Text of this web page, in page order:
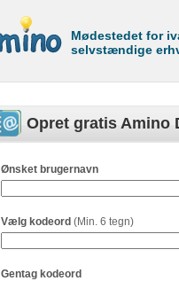
Mødestedet for
selvstændige
Opret gratis Amino
Ønsket brugernavn
Vælg kodeord (Min. 6 tegn)
Gentag kodeord